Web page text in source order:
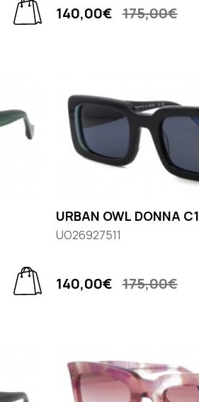
140,00€ 175,00€
URBAN OWL DONNA C1
UO26927511
140,00€ 175,00€